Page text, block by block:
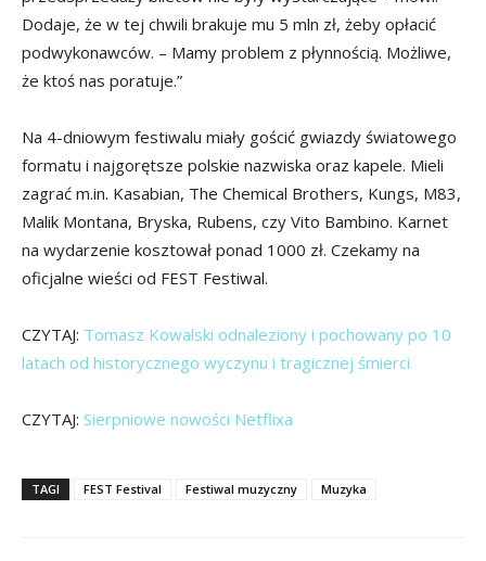
Dodaje, że w tej chwili brakuje mu 5 mln zł, żeby opłacić
podwykonawców. – Mamy problem z płynnością. Możliwe,
że ktoś nas poratuje.”
Na 4-dniowym festiwalu miały gościć gwiazdy światowego
formatu i najgorętsze polskie nazwiska oraz kapele. Mieli
zagrać m.in. Kasabian, The Chemical Brothers, Kungs, M83,
Malik Montana, Bryska, Rubens, czy Vito Bambino. Karnet
na wydarzenie kosztował ponad 1000 zł. Czekamy na
oficjalne wieści od FEST Festiwal.
CZYTAJ: Tomasz Kowalski odnaleziony i pochowany po 10
latach od historycznego wyczynu i tragicznej śmierci
CZYTAJ: Sierpniowe nowości Netflixa
TAGI FEST Festival Festiwal muzyczny Muzyka